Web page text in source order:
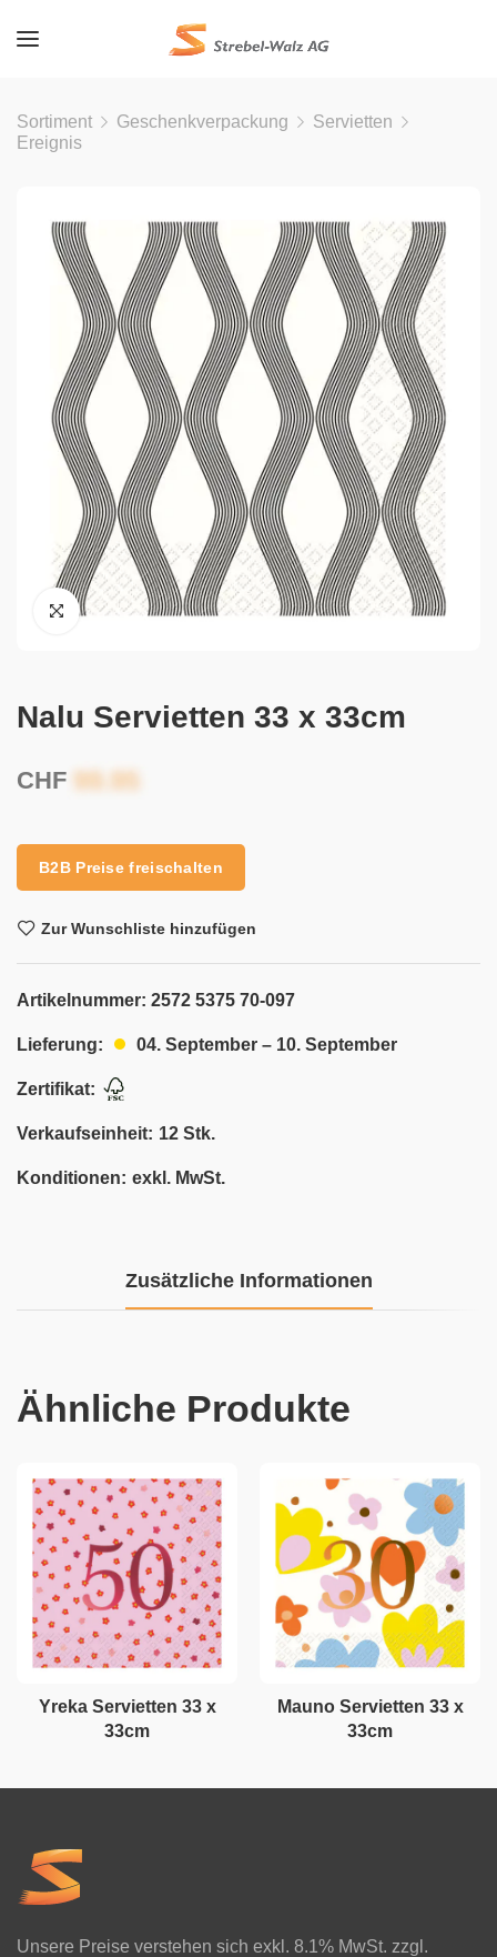
Sortiment Geschenkverpackung
Servietten
Ereignis
Nalu Servietten 33 x 33cm
CHF
B2B Preise freischalten
Zur Wunschliste hinzufügen
Artikelnummer: 2572 5375 70-097
Lieferung: 04. September – 10. September
Zertifikat:
Verkaufseinheit: 12 Stk.
Konditionen: exkl. MwSt.
Zusätzliche Informationen
Ähnliche Produkte
Yreka Servietten 33 x
33cm
Mauno Servietten 33 x
33cm
Unsere Preise verstehen sich exkl. 8.1% MwSt. zzgl.